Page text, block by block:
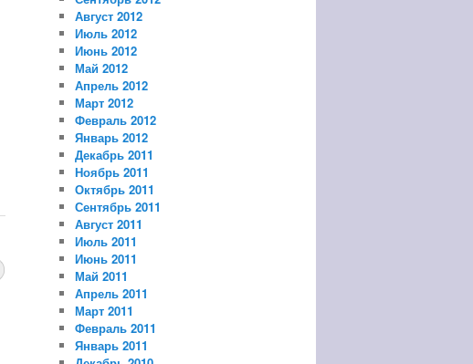
Август 2012
Июль 2012
Июнь 2012
Май 2012
Апрель 2012
Март 2012
Февраль 2012
Январь 2012
Декабрь 2011
Ноябрь 2011
Октябрь 2011
Сентябрь 2011
Август 2011
Июль 2011
Июнь 2011
Май 2011
Апрель 2011
Март 2011
Февраль 2011
Январь 2011